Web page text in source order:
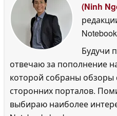
(Ninh
Будучи
отвечаю за пополнение
которой собраны обзоры
сторонних порталов.
выбираю наиболее